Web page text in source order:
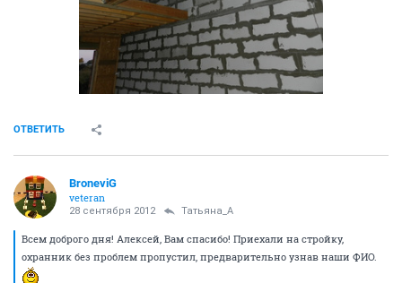
ОТВЕТИТЬ
BroneviG
veteran
28 сентября 2012 Татьяна_А
Всем доброго дня! Алексей, Вам спасибо! Приехали на стройку,
охранник без проблем пропустил, предварительно узнав наши ФИО.